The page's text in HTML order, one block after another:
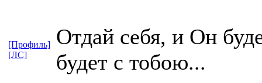
Отдай себя, и Он
будет с тобою...
[Профиль]
[ЛС]